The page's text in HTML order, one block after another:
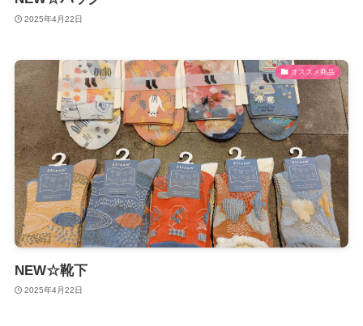
2025年4月22日
オススメ商品
NEW☆靴下
2025年4月22日